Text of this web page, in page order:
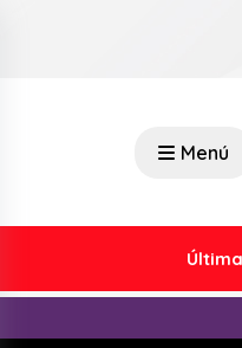
Menú